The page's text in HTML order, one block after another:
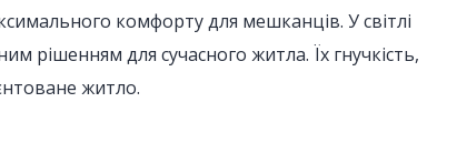
комфорту для мешканців. У світлі
рішенням для сучасного житла. Їх гнучкість,
житло.